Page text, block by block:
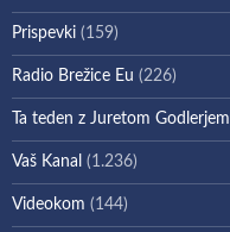
Prispevki (159)
Radio Brežice Eu (226)
Ta teden z Juretom Godlerjem
Vaš Kanal (1.236)
Videokom (144)